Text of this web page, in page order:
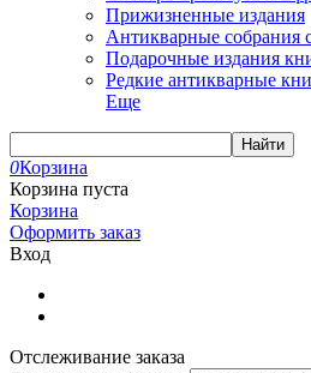
Прижизненные издания
Антикварные собрания
Подарочные издания
Редкие антикварные
Еще
Найти
0Корзина
Корзина пуста
Корзина
Оформить заказ
Вход
Отслеживание заказа